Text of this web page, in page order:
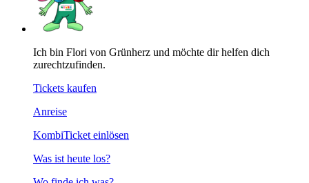
Ich bin Flori von Grünherz und möchte dir helfen dich
zurechtzufinden.
Tickets kaufen
Anreise
KombiTicket einlösen
Was ist heute los?